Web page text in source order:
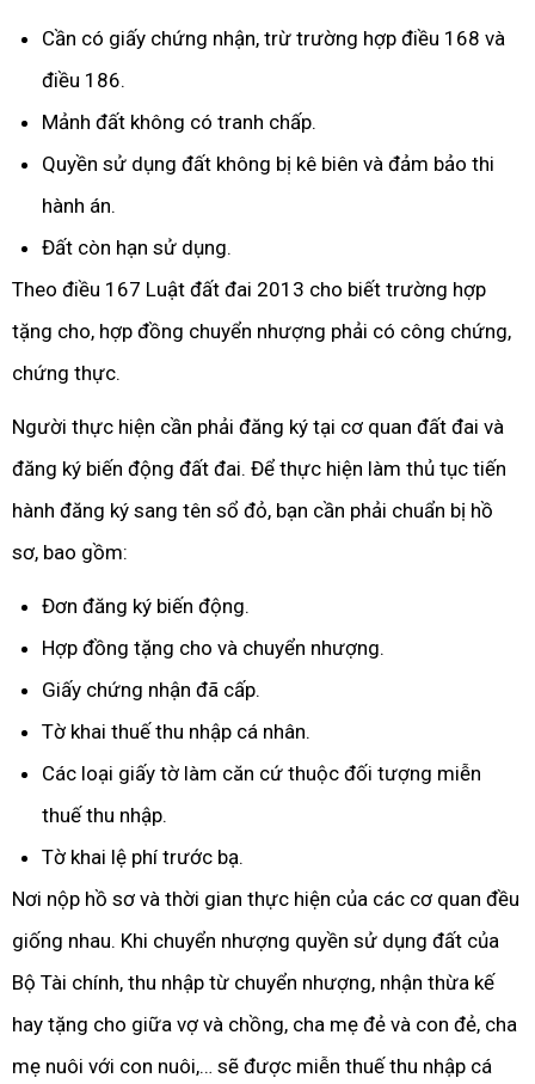
Cần có giấy chứng nhận, trừ trường hợp điều 168 và
điều 186.
Mảnh đất không có tranh chấp.
Quyền sử dụng đất không bị kê biên và đảm bảo thi
hành án.
Đất còn hạn sử dụng.
Theo điều 167 Luật đất đai 2013 cho biết trường hợp
tặng cho, hợp đồng chuyển nhượng phải có công chứng,
chứng thực.
Người thực hiện cần phải đăng ký tại cơ quan đất đai và
đăng ký biến động đất đai. Để thực hiện làm thủ tục tiến
hành đăng ký sang tên sổ đỏ, bạn cần phải chuẩn bị hồ
sơ, bao gồm:
Đơn đăng ký biến động.
Hợp đồng tặng cho và chuyển nhượng.
Giấy chứng nhận đã cấp.
Tờ khai thuế thu nhập cá nhân.
Các loại giấy tờ làm căn cứ thuộc đối tượng miễn
thuế thu nhập.
Tờ khai lệ phí trước bạ.
Nơi nộp hồ sơ và thời gian thực hiện của các cơ quan đều
giống nhau. Khi chuyển nhượng quyền sử dụng đất của
Bộ Tài chính, thu nhập từ chuyển nhượng, nhận thừa kế
hay tặng cho giữa vợ và chồng, cha mẹ đẻ và con đẻ, cha
mẹ nuôi với con nuôi,… sẽ được miễn thuế thu nhập cá